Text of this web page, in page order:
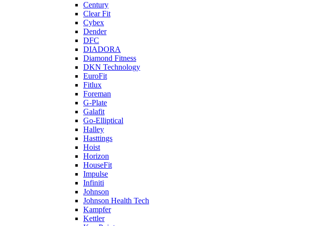
Century
Clear Fit
Cybex
Dender
DFC
DIADORA
Diamond Fitness
DKN Technology
EuroFit
Fitlux
Foreman
G-Plate
Galafit
Go-Elliptical
Halley
Hasttings
Hoist
Horizon
HouseFit
Impulse
Infiniti
Johnson
Johnson Health Tech
Kampfer
Kettler